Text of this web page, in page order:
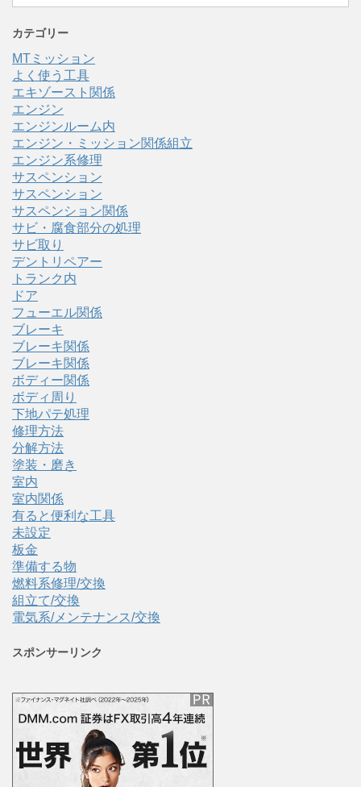
カテゴリー
MTミッション
よく使う工具
エキゾースト関係
エンジン
エンジンルーム内
エンジン・ミッション関係組立
エンジン系修理
サスペンション
サスペンション
サスペンション関係
サビ・腐食部分の処理
サビ取り
デントリペアー
トランク内
ドア
フューエル関係
ブレーキ
ブレーキ関係
ブレーキ関係
ボディー関係
ボディ周り
下地パテ処理
修理方法
分解方法
塗装・磨き
室内
室内関係
有ると便利な工具
未設定
板金
準備する物
燃料系修理/交換
組立て/交換
電気系/メンテナンス/交換
スポンサーリンク